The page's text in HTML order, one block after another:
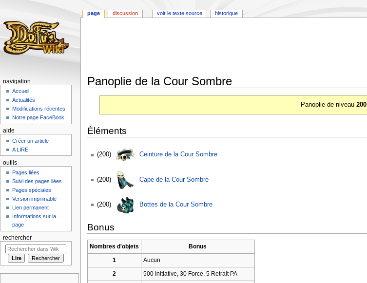
Panoplie de la Cour Sombre
navigation
recherche
Panoplie de niveau200
Éléments
(200) Ceinture de la Cour Sombre
(200) Cape de la Cour Sombre
(200) Bottes de la Cour Sombre
Bonus
Nombres d'objets
Bonus
1
Aucun
2
500 Initiative, 30 Force, 5 Retrait PA
page discussion voir le texte source historique
navigation
Accueil
Actualités
Modifications récentes
Notre page FaceBook
aide
Créer un article
A LIRE
outils
Pages liées
Suivi des pages liées
Pages spéciales
Version imprimable
Lien permanent
Informations sur la
page
rechercher